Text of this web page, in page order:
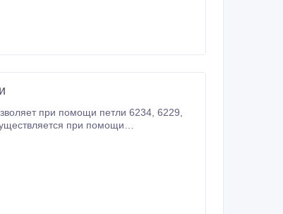
при помощи петли 6234, 6229,